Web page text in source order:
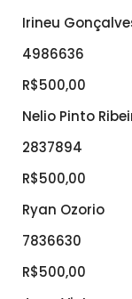
Irineu
4986636
R$500,00
Nelio Pinto
2837894
R$500,00
Ryan Ozorio
7836630
R$500,00